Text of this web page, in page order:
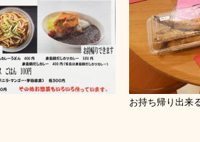
お持ち帰り出来